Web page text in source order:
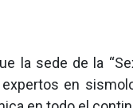
la sede de la
en